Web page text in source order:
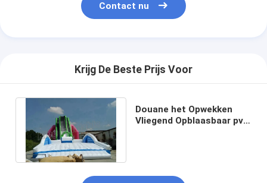
Contact nu
Krijg De Beste Prijs Voor
Douane het Opwekken
Vliegend Opblaasbaar pvc